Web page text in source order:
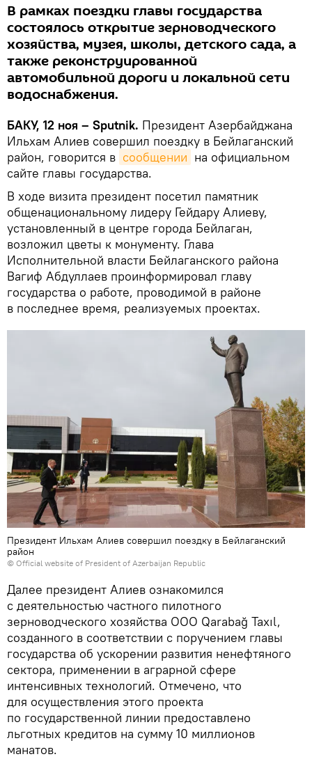
В рамках поездки главы государства
состоялось открытие зерноводческого
хозяйства, музея, школы, детского сада, а
также реконструированной
автомобильной дороги и локальной сети
водоснабжения.
БАКУ, 12 ноя – Sputnik. Президент Азербайджана
Ильхам Алиев совершил поездку в Бейлаганский
район, говорится в сообщении на официальном
сайте главы государства.
В ходе визита президент посетил памятник
общенациональному лидеру Гейдару Алиеву,
установленный в центре города Бейлаган,
возложил цветы к монументу. Глава
Исполнительной власти Бейлаганского района
Вагиф Абдуллаев проинформировал главу
государства о работе, проводимой в районе
в последнее время, реализуемых проектах.
Президент Ильхам Алиев совершил поездку в Бейлаганский
район
© Official website of President of Azerbaijan Republic
Далее президент Алиев ознакомился
с деятельностью частного пилотного
зерноводческого хозяйства ООО Qarabağ Taxıl,
созданного в соответствии с поручением главы
государства об ускорении развития ненефтяного
сектора, применении в аграрной сфере
интенсивных технологий. Отмечено, что
для осуществления этого проекта
по государственной линии предоставлено
льготных кредитов на сумму 10 миллионов
манатов.